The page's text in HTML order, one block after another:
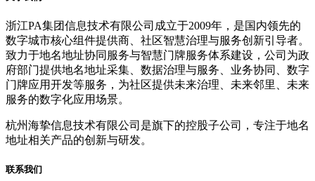
浙江PA集团信息技术有限公司成立于2009年，是国内领先的
数字城市核心组件提供商、社区智慧治理与服务创新引导者。
致力于地名地址协同服务与智慧门牌服务体系建设，公司为政
府部门提供地名地址采集、数据治理与服务、业务协同、数字
门牌应用开发等服务，为社区提供未来治理、未来邻里、未来
服务的数字化应用场景。
杭州海挚信息技术有限公司是旗下的控股子公司，专注于地名
地址相关产品的创新与研发。
联系我们